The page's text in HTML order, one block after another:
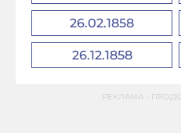
26.02.1858
26.12.1858
РЕКЛАМА -